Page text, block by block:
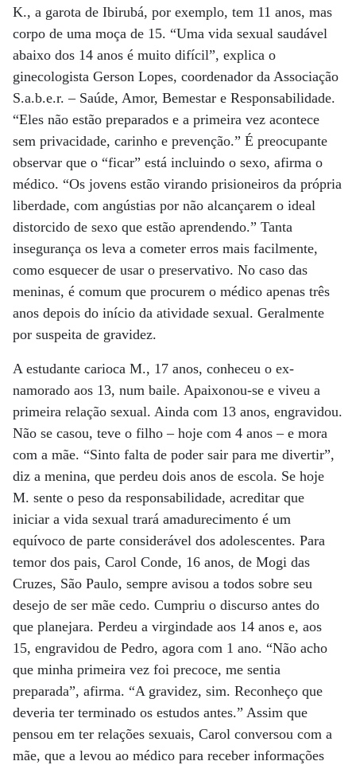
K., a garota de Ibirubá, por exemplo, tem 11 anos, mas
corpo de uma moça de 15. “Uma vida sexual saudável
abaixo dos 14 anos é muito difícil”, explica o
ginecologista Gerson Lopes, coordenador da Associação
S.a.b.e.r. – Saúde, Amor, Bemestar e Responsabilidade.
“Eles não estão preparados e a primeira vez acontece
sem privacidade, carinho e prevenção.” É preocupante
observar que o “ficar” está incluindo o sexo, afirma o
médico. “Os jovens estão virando prisioneiros da própria
liberdade, com angústias por não alcançarem o ideal
distorcido de sexo que estão aprendendo.” Tanta
insegurança os leva a cometer erros mais facilmente,
como esquecer de usar o preservativo. No caso das
meninas, é comum que procurem o médico apenas três
anos depois do início da atividade sexual. Geralmente
por suspeita de gravidez.
A estudante carioca M., 17 anos, conheceu o ex-
namorado aos 13, num baile. Apaixonou-se e viveu a
primeira relação sexual. Ainda com 13 anos, engravidou.
Não se casou, teve o filho – hoje com 4 anos – e mora
com a mãe. “Sinto falta de poder sair para me divertir”,
diz a menina, que perdeu dois anos de escola. Se hoje
M. sente o peso da responsabilidade, acreditar que
iniciar a vida sexual trará amadurecimento é um
equívoco de parte considerável dos adolescentes. Para
temor dos pais, Carol Conde, 16 anos, de Mogi das
Cruzes, São Paulo, sempre avisou a todos sobre seu
desejo de ser mãe cedo. Cumpriu o discurso antes do
que planejara. Perdeu a virgindade aos 14 anos e, aos
15, engravidou de Pedro, agora com 1 ano. “Não acho
que minha primeira vez foi precoce, me sentia
preparada”, afirma. “A gravidez, sim. Reconheço que
deveria ter terminado os estudos antes.” Assim que
pensou em ter relações sexuais, Carol conversou com a
mãe, que a levou ao médico para receber informações